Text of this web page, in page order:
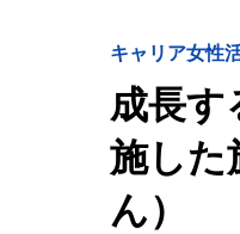
キャリア女性
成長す
施した
ん）